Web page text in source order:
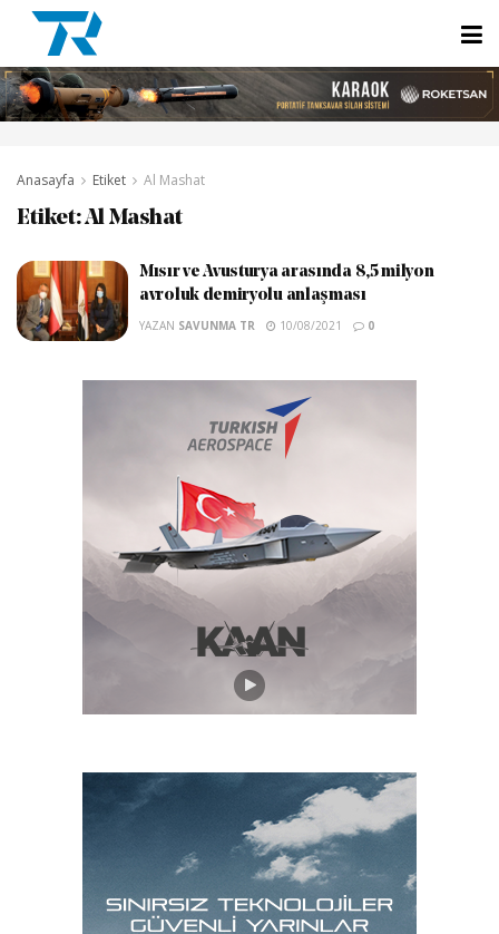
Anasayfa Etiket Al Mashat
Etiket:Al Mashat
Mısır ve Avusturya arasında 8,5 milyon
avroluk demiryolu anlaşması
YAZAN SAVUNMA TR 10/08/2021 0